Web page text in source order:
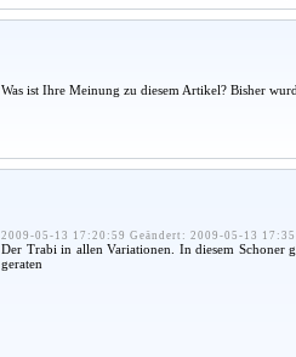
Was ist Ihre Meinung zu diesem Artikel? Bisher
2009-05-13 17:20:59 Geändert: 2009-05-13
Der Trabi in allen Variationen. In diesem Schoner
geraten